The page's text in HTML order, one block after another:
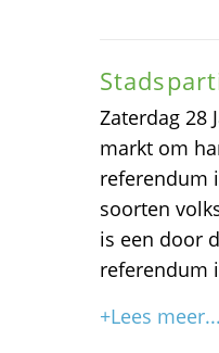
Zaterdag 28
markt om
referendum
soorten
is een door
referendum
+Lees meer...